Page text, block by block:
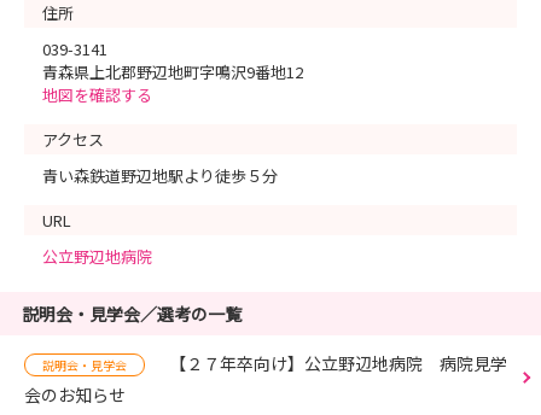
住所
039-3141
青森県上北郡野辺地町字鳴沢9番地12
地図を確認する
アクセス
青い森鉄道野辺地駅より徒歩５分
URL
公立野辺地病院
説明会・見学会／選考の一覧
説明会・見学会
【２７年卒向け】公立野辺地病院 病院見学
会のお知らせ